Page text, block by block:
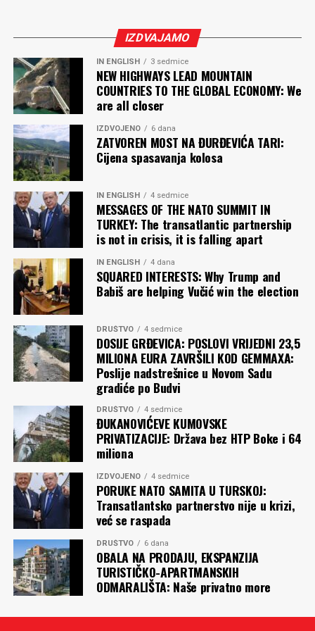
Samo ti si uvijek jednak sebi, zato i jesi mjerna jedinica
morala, dobrote, vrline, univerzalni ekvivalent prošlosti,
sadašnjosti i budućnosti! Zlato od kog je salivena tvoja
ličnost ne nagriza hrđa vremena. Vječne vrijednosti su
tvoja prava mjera, tvoja stamenost te obavezuje da od
sebe učiniš svoje najbolje djelo.
Ferid MUHIĆ
IZDVAJAMO
IN ENGLISH 3 sedmice
NEW HIGHWAYS LEAD MOUNTAIN
COUNTRIES TO THE GLOBAL ECONOMY: We
are all closer
IZDVOJENO 6 dana
ZATVOREN MOST NA ĐURĐEVIĆA TARI:
Cijena spasavanja kolosa
IN ENGLISH 4 sedmice
MESSAGES OF THE NATO SUMMIT IN
TURKEY: The transatlantic partnership
is not in crisis, it is falling apart
IN ENGLISH 4 dana
SQUARED INTERESTS: Why Trump and
Babiš are helping Vučić win the election
DRUŠTVO 4 sedmice
DOSIJE GRĐEVICA: POSLOVI VRIJEDNI 23,5
MILIONA EURA ZAVRŠILI KOD GEMMAXA:
Poslije nadstrešnice u Novom Sadu
gradiće po Budvi
DRUŠTVO 4 sedmice
ĐUKANOVIĆEVE KUMOVSKE
PRIVATIZACIJE: Država bez HTP Boke i 64
miliona
IZDVOJENO 4 sedmice
PORUKE NATO SAMITA U TURSKOJ:
Transatlantsko partnerstvo nije u krizi,
već se raspada
DRUŠTVO 6 dana
OBALA NA PRODAJU, EKSPANZIJA
TURISTIČKO-APARTMANSKIH
ODMARALIŠTA: Naše privatno more